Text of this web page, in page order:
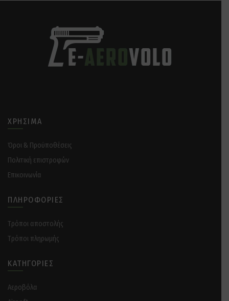
ΧΡΉΣΙΜΑ
Όροι & Προϋποθέσεις
Πολιτική επιστροφών
Επικοινωνία
ΠΛΗΡΟΦΟΡΊΕΣ
Tρόποι αποστολής
Tρόποι πληρωμής
ΚΑΤΗΓΟΡΊΕΣ
Αεροβόλα